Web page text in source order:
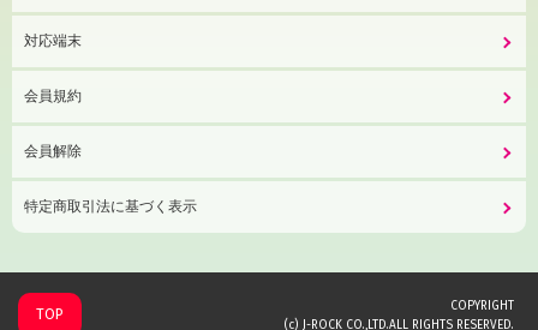
対応端末
会員規約
会員解除
特定商取引法に基づく表示
TOP
COPYRIGHT
(c) J-ROCK CO.,LTD.ALL RIGHTS RESERVED.